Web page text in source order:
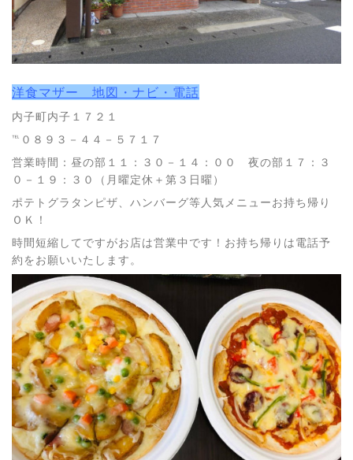
洋食マザー 地図・ナビ・電話
内子町内子１７２１
℡０８９３－４４－５７１７
営業時間：昼の部１１：３０－１４：００ 夜の部１７：３
０－１９：３０（月曜定休＋第３日曜）
ポテトグラタンピザ、ハンバーグ等人気メニューお持ち帰り
ＯＫ！
時間短縮してですがお店は営業中です！お持ち帰りは電話予
約をお願いいたします。